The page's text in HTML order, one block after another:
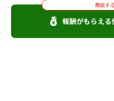
商談す
報酬がもらえる